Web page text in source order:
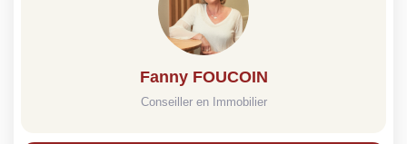
Fanny FOUCOIN
Conseiller en Immobilier